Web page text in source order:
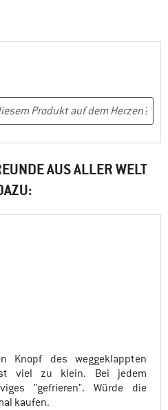
AUS ALLER WELT
Knopf des weggeklappten
viel zu klein. Bei jedem
"gefrieren". Würde die
kaufen.